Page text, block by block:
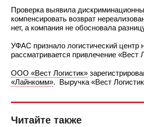
Проверка выявила
компенсировать возврат
нет, а компания не обосновала
УФАС признало логистический центр
рассматривается привлечение «Вест
ООО «Вест Логистик»
«Лайнкомм». Выручка «Вест
Читайте также